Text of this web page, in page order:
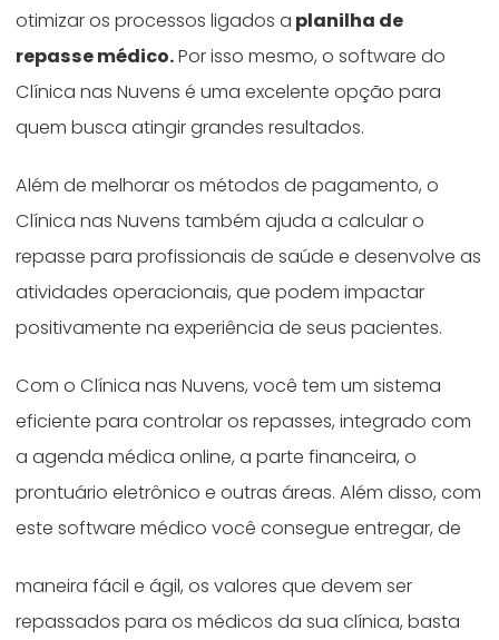
otimizar os processos ligados a planilha de
repasse médico.Por isso mesmo, o software do
Clínica nas Nuvens é uma excelente opção para
quem busca atingir grandes resultados.
Além de melhorar os métodos de pagamento, o
Clínica nas Nuvens também ajuda a calcular o
repasse para profissionais de saúde e desenvolve as
atividades operacionais, que podem impactar
positivamente na experiência de seus pacientes.
Com o Clínica nas Nuvens, você tem um sistema
eficiente para controlar os repasses, integrado com
a agenda médica online, a parte financeira, o
prontuário eletrônico e outras áreas. Além disso, com
este software médico você consegue entregar, de
maneira fácil e ágil, os valores que devem ser
repassados para os médicos da sua clínica, basta